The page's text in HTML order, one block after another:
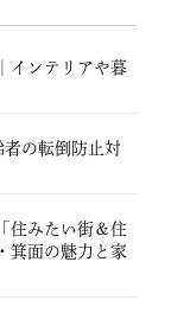
インテリアや暮
の転倒防止対
住みたい街＆住
箕面の魅力と家